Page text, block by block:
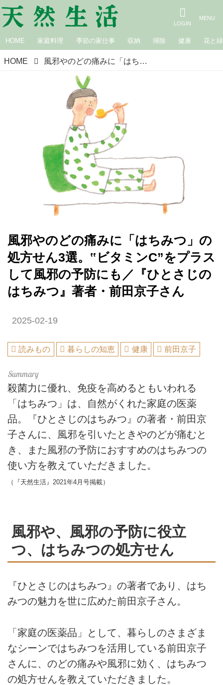
HOME 家庭料理 季節の家仕事 収納 掃除 健康 花と緑
HOME 風邪やのどの痛みに「はちみつ」の処方せん3選。‟ビタミンC”をプラスして風邪の予防にも／『ひとさじのはちみつ』著者・前田京子さん
風邪やのどの痛みに「はちみつ」の
処方せん3選。‟ビタミンC”をプラス
して風邪の予防にも／『ひとさじの
はちみつ』著者・前田京子さん
2025-02-19
読みもの 暮らしの知恵 健康 前田京子
殺菌力に優れ、免疫を高めるともいわれる
「はちみつ」は、自然がくれた家庭の医薬
品。『ひとさじのはちみつ』の著者・前田京
子さんに、風邪を引いたときやのどが痛むと
き、また風邪の予防におすすめのはちみつの
使い方を教えていただきました。
（『天然生活』2021年4月号掲載）
風邪や、風邪の予防に役立
つ、はちみつの処方せん
『ひとさじのはちみつ』の著者であり、はち
みつの魅力を世に広めた前田京子さん。
「家庭の医薬品」として、暮らしのさまざま
なシーンではちみつを活用している前田京子
さんに、のどの痛みや風邪に効く、はちみつ
の処方せんを教えていただきました。